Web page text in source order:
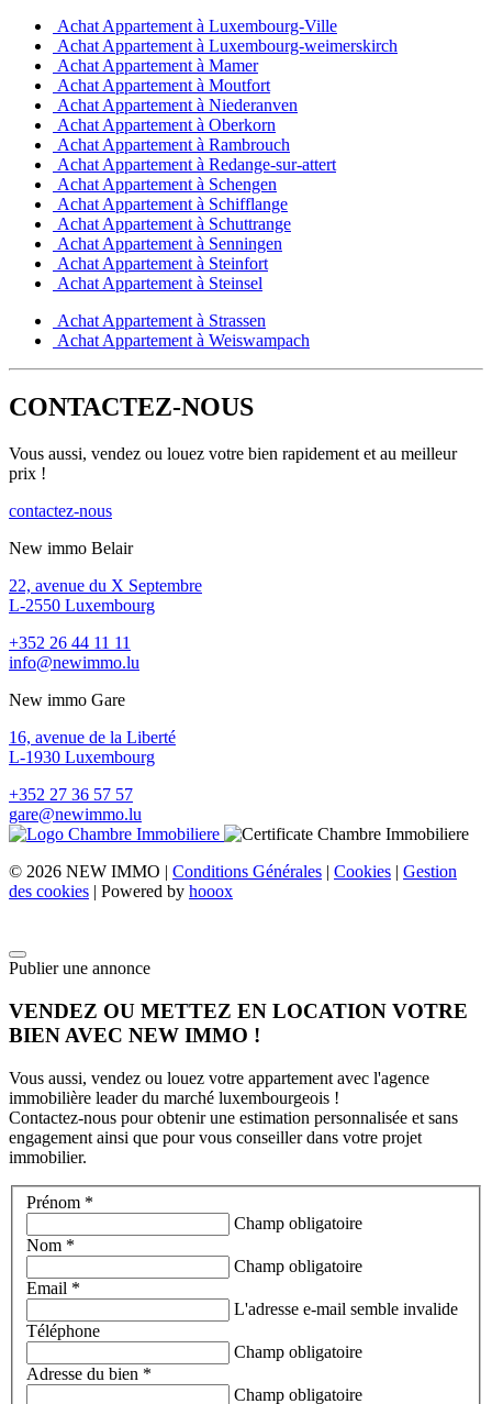
Achat Appartement à Luxembourg-Ville
Achat Appartement à Luxembourg-weimerskirch
Achat Appartement à Mamer
Achat Appartement à Moutfort
Achat Appartement à Niederanven
Achat Appartement à Oberkorn
Achat Appartement à Rambrouch
Achat Appartement à Redange-sur-attert
Achat Appartement à Schengen
Achat Appartement à Schifflange
Achat Appartement à Schuttrange
Achat Appartement à Senningen
Achat Appartement à Steinfort
Achat Appartement à Steinsel
Achat Appartement à Strassen
Achat Appartement à Weiswampach
CONTACTEZ-NOUS
Vous aussi, vendez ou louez votre bien rapidement et au meilleur
prix !
contactez-nous
New immo Belair
22, avenue du X Septembre
L-2550 Luxembourg
+352 26 44 11 11
info@newimmo.lu
New immo Gare
16, avenue de la Liberté
L-1930 Luxembourg
+352 27 36 57 57
gare@newimmo.lu
© 2026 NEW IMMO | Conditions Générales | Cookies | Gestion
des cookies | Powered by hooox
Publier une annonce
VENDEZ OU METTEZ EN LOCATION VOTRE
BIEN AVEC NEW IMMO !
Vous aussi, vendez ou louez votre appartement avec l'agence
immobilière leader du marché luxembourgeois !
Contactez-nous pour obtenir une estimation personnalisée et sans
engagement ainsi que pour vous conseiller dans votre projet
immobilier.
Prénom *
Champ obligatoire
Nom *
Champ obligatoire
Email *
L'adresse e-mail semble invalide
Téléphone
Champ obligatoire
Adresse du bien *
Champ obligatoire